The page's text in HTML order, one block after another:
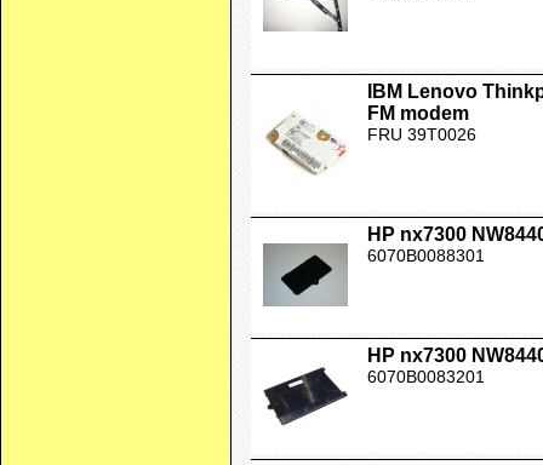
IBM Lenovo
FM modem
FRU 39T0026
HP nx7300
6070B0088301
HP nx7300
6070B0083201